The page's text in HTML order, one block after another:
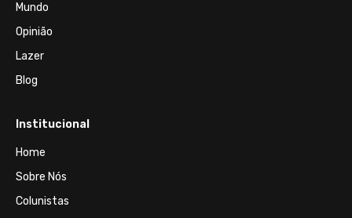
Mundo
Opinião
Lazer
Blog
Institucional
Home
Sobre Nós
Colunistas